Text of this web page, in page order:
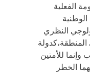
الفعلية
النظري
للأمتين
الخطر